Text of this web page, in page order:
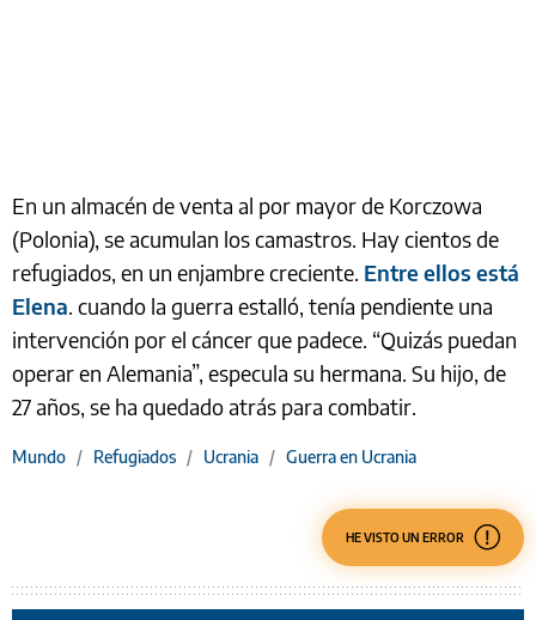
En un almacén de venta al por mayor de Korczowa
(Polonia), se acumulan los camastros. Hay cientos de
refugiados, en un enjambre creciente. Entre ellos está
Elena. cuando la guerra estalló, tenía pendiente una
intervención por el cáncer que padece. “Quizás puedan
operar en Alemania”, especula su hermana. Su hijo, de
27 años, se ha quedado atrás para combatir.
Mundo / Refugiados / Ucrania / Guerra en Ucrania
HE VISTO UN ERROR